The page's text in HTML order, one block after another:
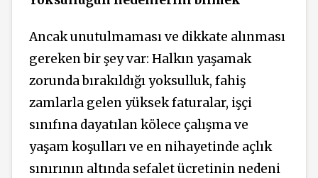
Ancak unutulmaması ve dikkate alınması
gereken bir şey var: Halkın yaşamak
zorunda bırakıldığı yoksulluk, fahiş
zamlarla gelen yüksek faturalar, işçi
sınıfına dayatılan kölece çalışma ve
yaşam koşulları ve en nihayetinde açlık
sınırının altında sefalet ücretinin nedeni